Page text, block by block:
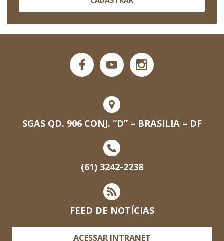
SGAS QD. 906 CONJ. “D” – BRASILIA – DF
(61) 3242-2238
FEED DE NOTÍCIAS
ACESSAR INTRANET